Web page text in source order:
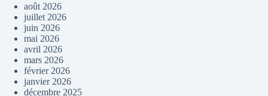
août 2026
juillet 2026
juin 2026
mai 2026
avril 2026
mars 2026
février 2026
janvier 2026
décembre 2025